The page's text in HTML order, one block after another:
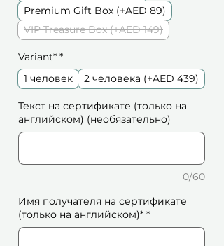
Premium Gift Box (+AED 89)
VIP Treasure Box (+AED 149)
Variant* *
1 человек
2 человека (+AED 439)
Текст на сертификате (только на
английском) (необязательно)
0/60
Имя получателя на сертификате
(только на английском)* *